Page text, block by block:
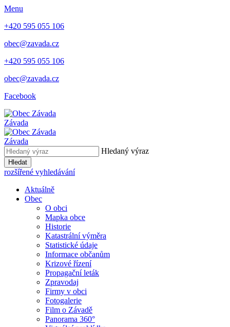
Menu
+420 595 055 106
obec@zavada.cz
+420 595 055 106
obec@zavada.cz
Facebook
Závada
Závada
Hledaný výraz
Hledat
rozšířené vyhledávání
Aktuálně
Obec
O obci
Mapka obce
Historie
Katastrální výměra
Statistické údaje
Informace občanům
Krizové řízení
Propagační leták
Zpravodaj
Firmy v obci
Fotogalerie
Film o Závadě
Panorama 360°